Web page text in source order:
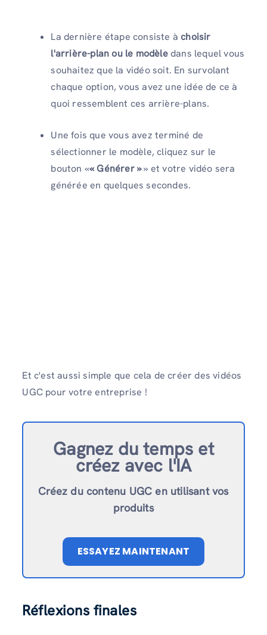
La dernière étape consiste à choisir
l'arrière-plan ou le modèledans lequel vous
souhaitez que la vidéo soit. En survolant
chaque option, vous avez une idée de ce à
quoi ressemblent ces arrière-plans.
Une fois que vous avez terminé de
sélectionner le modèle, cliquez sur le
bouton «« Générer »» et votre vidéo sera
générée en quelques secondes.
Et c'est aussi simple que cela de créer des vidéos
UGC pour votre entreprise !
Gagnez du temps et
créez avec l'IA
Créez du contenu UGC en utilisant vos
produits
ESSAYEZ MAINTENANT
Réflexions finales